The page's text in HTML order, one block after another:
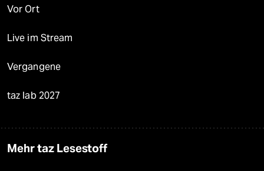
Vor Ort
Live im Stream
Vergangene
taz lab 2027
Mehr taz Lesestoff